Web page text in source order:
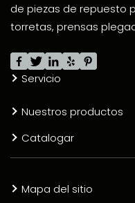
de piezas de repuesto
torretas, prensas
Servicio
Nuestros productos
Catalogar
Mapa del sitio